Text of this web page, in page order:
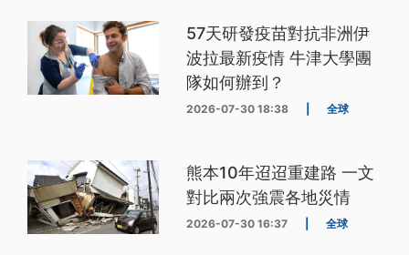
57天研發疫苗對抗非洲伊
波拉最新疫情 牛津大學團
隊如何辦到？
2026-07-30 18:38 全球
熊本10年迢迢重建路 一文
對比兩次強震各地災情
2026-07-30 16:37 全球